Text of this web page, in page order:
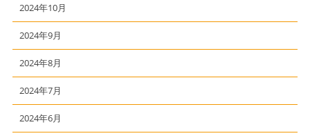
2024年10月
2024年9月
2024年8月
2024年7月
2024年6月